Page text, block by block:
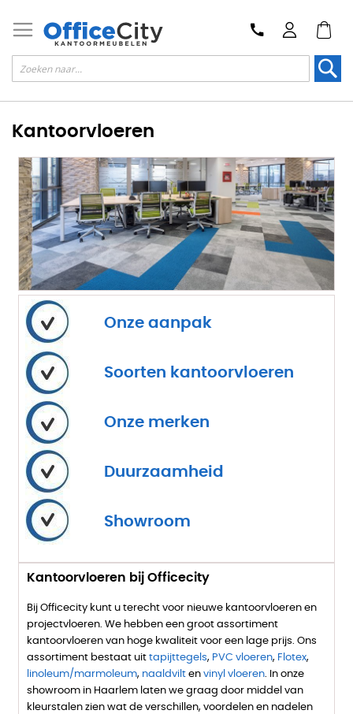
Kantoorvloeren
Onze aanpak
Soorten kantoorvloeren
Onze merken
Duurzaamheid
Showroom
Kantoorvloeren bij Officecity
Bij Officecity kunt u terecht voor nieuwe kantoorvloeren en
projectvloeren. We hebben een groot assortiment
kantoorvloeren van hoge kwaliteit voor een lage prijs. Ons
assortiment bestaat uit tapijttegels, PVC vloeren, Flotex,
linoleum/marmoleum, naaldvilt en vinyl vloeren. In onze
showroom in Haarlem laten we graag door middel van
kleurstalen zien wat de verschillen, voordelen en nadelen